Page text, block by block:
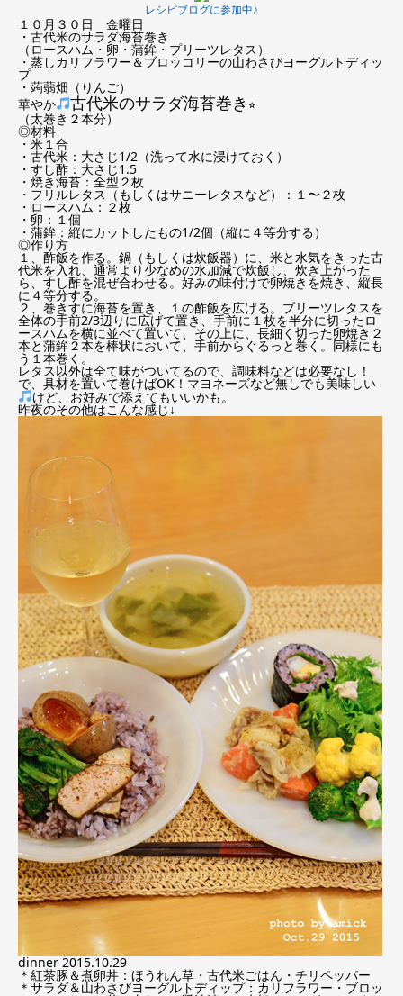
レシピブログに参加中♪
１０月３０日 金曜日
・古代米のサラダ海苔巻き
（ロースハム・卵・蒲鉾・プリーツレタス）
・蒸しカリフラワー＆ブロッコリーの山わさびヨーグルトディッ
プ
・蒟蒻畑（りんご）
華やか
古代米のサラダ海苔巻き ⭐︎
（太巻き２本分）
◎材料
・米１合
・古代米：大さじ1/2（洗って水に浸けておく）
・すし酢：大さじ1.5
・焼き海苔：全型２枚
・フリルレタス（もしくはサニーレタスなど）：１〜２枚
・ロースハム：２枚
・卵：１個
・蒲鉾：縦にカットしたもの1/2個（縦に４等分する）
◎作り方
１、酢飯を作る。鍋（もしくは炊飯器）に、米と水気をきった古
代米を入れ、通常より少なめの水加減で炊飯し、炊き上がった
ら、すし酢を混ぜ合わせる。好みの味付けで卵焼きを焼き、縦長
に４等分する。
２、巻きすに海苔を置き、１の酢飯を広げる。プリーツレタスを
全体の手前2/3辺りに広げて置き、手前に１枚を半分に切ったロ
ースハムを横に並べて置いて、その上に、長細く切った卵焼き２
本と蒲鉾２本を棒状において、手前からぐるっと巻く。同様にも
う１本巻く。
レタス以外は全て味がついてるので、調味料などは必要なし！
で、具材を置いて巻けばOK！マヨネーズなど無しでも美味しい
けど、お好みで添えてもいいかも。
昨夜のその他はこんな感じ↓
dinner 2015.10.29
＊紅茶豚＆煮卵丼：ほうれん草・古代米ごはん・チリペッパー
＊サラダ＆山わさびヨーグルトディップ：カリフラワー・ブロッ